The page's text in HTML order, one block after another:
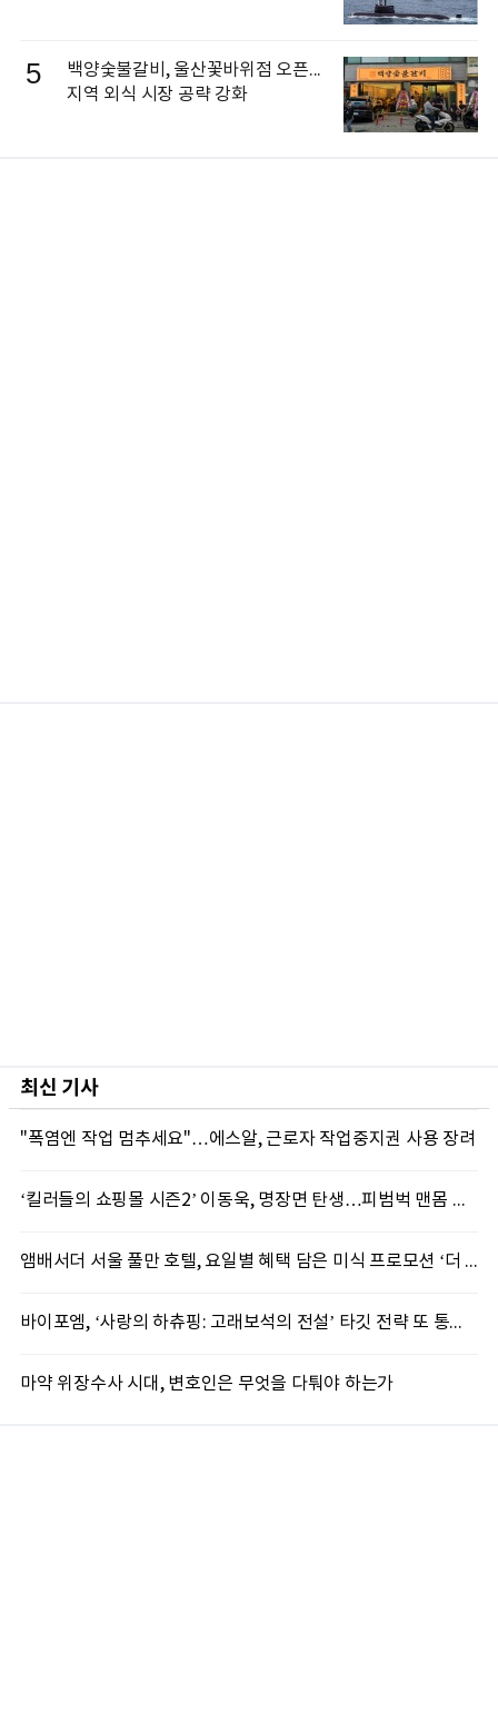
5
백양숯불갈비, 울산꽃바위점 오픈...
지역 외식 시장 공략 강화
최신 기사
"폭염엔 작업 멈추세요"…에스알, 근로자 작업중지권 사용 장려
‘킬러들의 쇼핑몰 시즌2’ 이동욱, 명장면 탄생…피범벅 맨몸 액션 ‘감탄’
앰배서더 서울 풀만 호텔, 요일별 혜택 담은 미식 프로모션 ‘더 킹스 : 다이닝 프리빌리지즈’ 선봬
바이포엠, ‘사랑의 하츄핑: 고래보석의 전설’ 타깃 전략 또 통했다
마약 위장수사 시대, 변호인은 무엇을 다퉈야 하는가